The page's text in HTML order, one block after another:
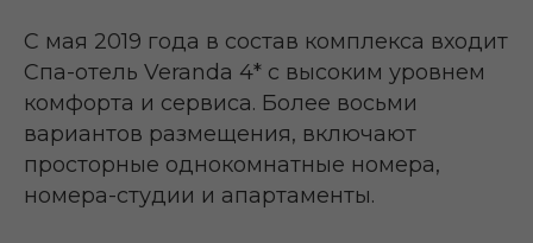
С мая 2019 года в состав комплекса входит
Спа-отель Veranda 4* с высоким уровнем
комфорта и сервиса. Более восьми
вариантов размещения, включают
просторные однокомнатные номера,
номера-студии и апартаменты.